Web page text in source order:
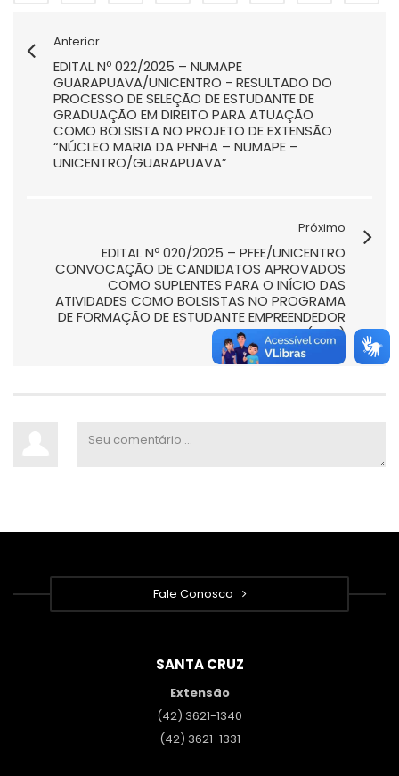
Anterior
EDITAL Nº 022/2025 – NUMAPE
GUARAPUAVA/UNICENTRO - RESULTADO DO
PROCESSO DE SELEÇÃO DE ESTUDANTE DE
GRADUAÇÃO EM DIREITO PARA ATUAÇÃO
COMO BOLSISTA NO PROJETO DE EXTENSÃO
“NÚCLEO MARIA DA PENHA – NUMAPE –
UNICENTRO/GUARAPUAVA”
Próximo
EDITAL Nº 020/2025 – PFEE/UNICENTRO
CONVOCAÇÃO DE CANDIDATOS APROVADOS
COMO SUPLENTES PARA O INÍCIO DAS
ATIVIDADES COMO BOLSISTAS NO PROGRAMA
DE FORMAÇÃO DE ESTUDANTE EMPREENDEDOR
(PFEE)
Fale Conosco
SANTA CRUZ
Extensão
(42) 3621-1340
(42) 3621-1331